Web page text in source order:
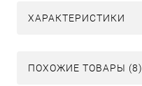
ХАРАКТЕРИСТИКИ
ПОХОЖИЕ ТОВАРЫ (8)